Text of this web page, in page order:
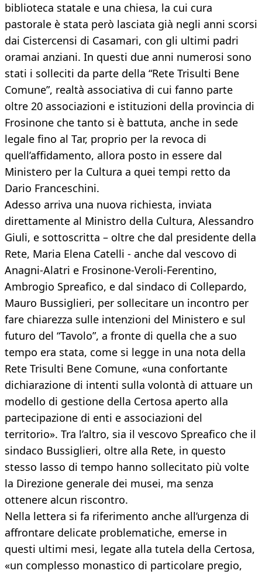
biblioteca statale e una chiesa, la cui cura
pastorale è stata però lasciata già negli anni scorsi
dai Cistercensi di Casamari, con gli ultimi padri
oramai anziani. In questi due anni numerosi sono
stati i solleciti da parte della “Rete Trisulti Bene
Comune”, realtà associativa di cui fanno parte
oltre 20 associazioni e istituzioni della provincia di
Frosinone che tanto si è battuta, anche in sede
legale fino al Tar, proprio per la revoca di
quell’affidamento, allora posto in essere dal
Ministero per la Cultura a quei tempi retto da
Dario Franceschini.
Adesso arriva una nuova richiesta, inviata
direttamente al Ministro della Cultura, Alessandro
Giuli, e sottoscritta – oltre che dal presidente della
Rete, Maria Elena Catelli - anche dal vescovo di
Anagni-Alatri e Frosinone-Veroli-Ferentino,
Ambrogio Spreafico, e dal sindaco di Collepardo,
Mauro Bussiglieri, per sollecitare un incontro per
fare chiarezza sulle intenzioni del Ministero e sul
futuro del “Tavolo”, a fronte di quella che a suo
tempo era stata, come si legge in una nota della
Rete Trisulti Bene Comune, «una confortante
dichiarazione di intenti sulla volontà di attuare un
modello di gestione della Certosa aperto alla
partecipazione di enti e associazioni del
territorio». Tra l’altro, sia il vescovo Spreafico che il
sindaco Bussiglieri, oltre alla Rete, in questo
stesso lasso di tempo hanno sollecitato più volte
la Direzione generale dei musei, ma senza
ottenere alcun riscontro.
Nella lettera si fa riferimento anche all’urgenza di
affrontare delicate problematiche, emerse in
questi ultimi mesi, legate alla tutela della Certosa,
«un complesso monastico di particolare pregio,